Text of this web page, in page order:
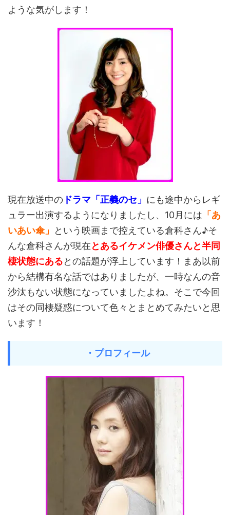
ような気がします！
現在放送中の ドラマ「正義のセ」 にも途中からレギ
ュラー出演するようになりましたし、10月には 「あ
いあい傘」
という映画まで控えている倉科さん♪そ
んな倉科さんが現在とあるイケメン俳優さんと半同
棲状態にあるとの話題が浮上しています！まあ以前
から結構有名な話ではありましたが、一時なんの音
沙汰もない状態になっていましたよね。そこで今回
はその同棲疑惑について色々とまとめてみたいと思
います！
・プロフィール